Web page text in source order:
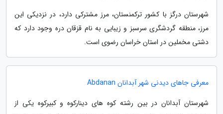
شهرستان درگز با کشور ترکمنستان، مرز مشترکی دارد، در نزدیکی این
مرز، منطقه گردشگری سرسبز و زیبایی به نام قزقان دره وجود دارد که
دشتی مخملین در استان خراسان رضوی است.
معرفی جاهای دیدنی شهر آبدانان Abdanan
شهرستان آبدانان در بین رشته کوه های دینارکوه و کبیرکوه یکی از